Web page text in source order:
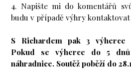
4. Napište mi do komentářů
budu v případě výhry kontaktovat
S Richardem pak 3 výherce
Pokud se výherce do 5 dnů
náhradnice. Soutěž poběží do